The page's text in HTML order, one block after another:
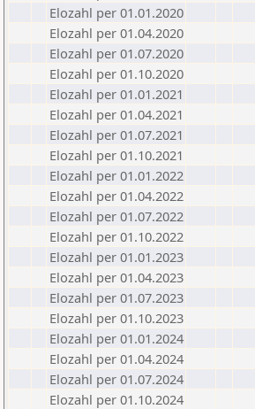
Elozahl per 01.01.2020
Elozahl per 01.04.2020
Elozahl per 01.07.2020
Elozahl per 01.10.2020
Elozahl per 01.01.2021
Elozahl per 01.04.2021
Elozahl per 01.07.2021
Elozahl per 01.10.2021
Elozahl per 01.01.2022
Elozahl per 01.04.2022
Elozahl per 01.07.2022
Elozahl per 01.10.2022
Elozahl per 01.01.2023
Elozahl per 01.04.2023
Elozahl per 01.07.2023
Elozahl per 01.10.2023
Elozahl per 01.01.2024
Elozahl per 01.04.2024
Elozahl per 01.07.2024
Elozahl per 01.10.2024